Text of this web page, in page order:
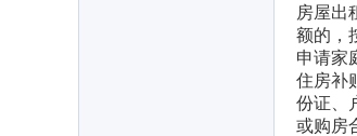
房屋出
额的，
申请家
住房补
份证、
或购房